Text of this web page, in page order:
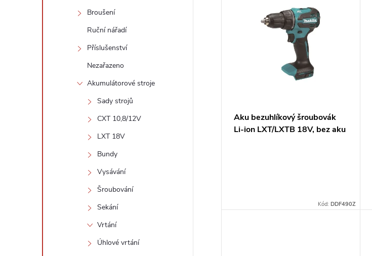
Broušení
Ruční nářadí
Příslušenství
Nezařazeno
Akumulátorové stroje
Sady strojů
CXT 10,8/12V
LXT 18V
Bundy
Vysávání
Šroubování
Sekání
Vrtání
Úhlové vrtání
k
Aku bezuhlíkový šroubovák
Li-ion LXT/LXTB 18V, bez aku
Kód:DDF490Z